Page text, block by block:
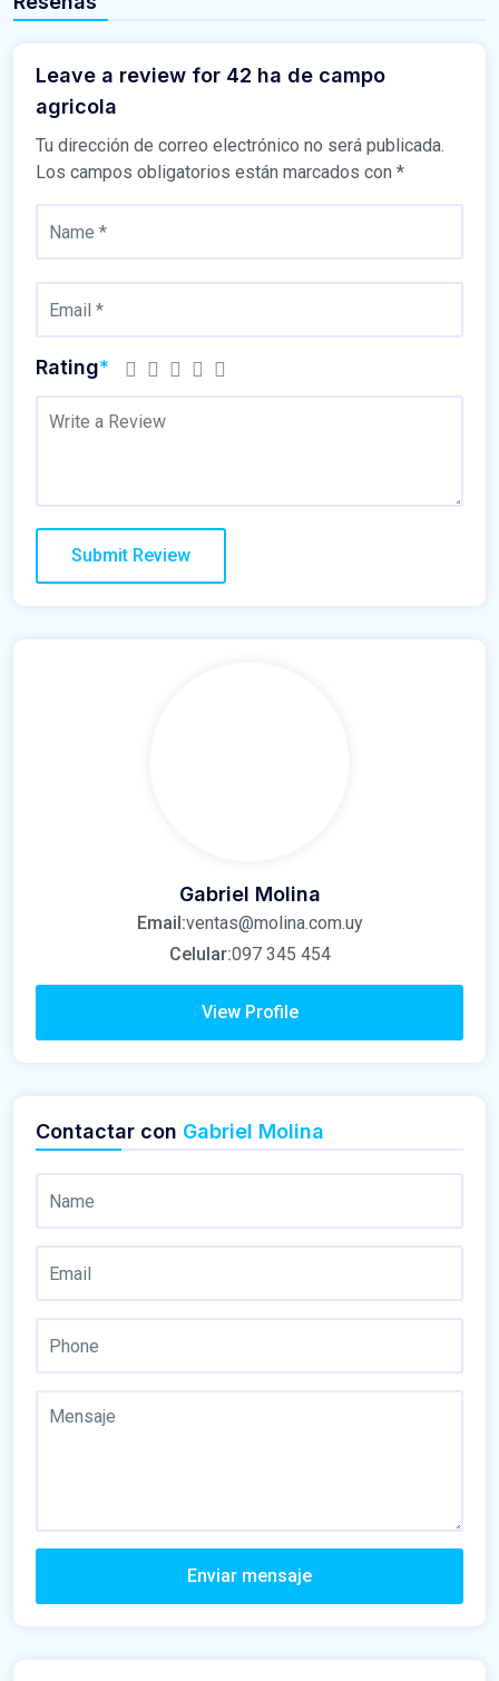
Leave a review for 42 ha de campo
agricola
Tu dirección de correo electrónico no será publicada.
Los campos obligatorios están marcados con *
Rating*
Gabriel Molina
Email:ventas@molina.com.uy
Celular:097 345 454
View Profile
Contactar con Gabriel Molina
Enviar mensaje